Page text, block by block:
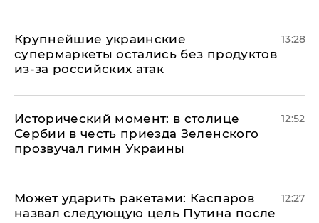
Крупнейшие украинские
супермаркеты остались без продуктов
из-за российских атак
13:28
Исторический момент: в столице
Сербии в честь приезда Зеленского
прозвучал гимн Украины
12:52
Может ударить ракетами: Каспаров
назвал следующую цель Путина после
12:27